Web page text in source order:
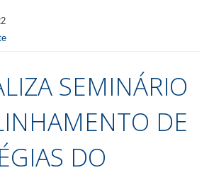
SEMINÁRIO
DE
DO